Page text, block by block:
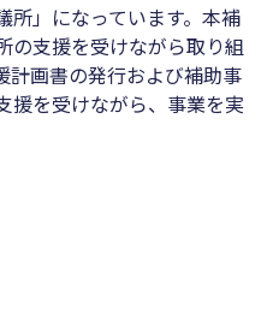
所」になっています。本補
の支援を受けながら取り組
計画書の発行および補助事
援を受けながら、事業を実